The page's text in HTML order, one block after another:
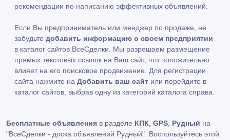
рекомендации по написанию эффективных объявлений.
Если Вы предприниматель или менджер по продаже, не
забудьте добавить информацию о своем предприятии
в каталог сайтов ВсеСделки. Мы разрешаем размещение
прямых текстовых ссылок на Ваш сайт, что положительно
влияет на его поисковое продвижение. Для регистрации
сайта нажмите на Добавить ваш сайт или перейдите в
каталог сайтов, выбрав одну из категорий каталога справа.
Бесплатные объявления в разделе КПК, GPS Рудный на
"ВсеСделки - доска объявлений Рудный". Воспользуйтесь этой